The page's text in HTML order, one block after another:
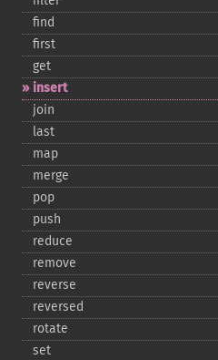
find
first
get
insert
join
last
map
merge
pop
push
reduce
remove
reverse
reversed
rotate
set